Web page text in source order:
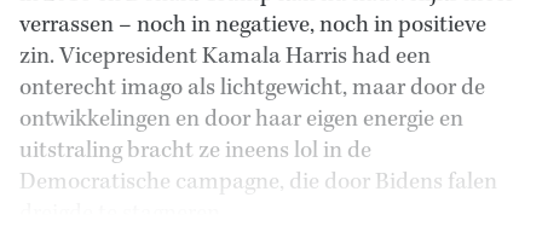
verrassen – noch in negatieve, noch in positieve
zin. Vicepresident Kamala Harris had een
onterecht imago als lichtgewicht, maar door de
ontwikkelingen en door haar eigen energie en
uitstraling bracht ze ineens lol in de
Democratische campagne, die door Bidens falen